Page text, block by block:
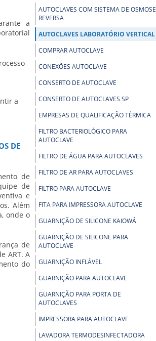
a
a
DE
de
de
e
Além
onde o
de
ART. A
do
AUTOCLAVES COM SISTEMA DE OSMOSE
REVERSA
AUTOCLAVES LABORATÓRIO VERTICAL
COMPRAR AUTOCLAVE
CONEXÕES AUTOCLAVE
CONSERTO DE AUTOCLAVE
CONSERTO DE AUTOCLAVES SP
EMPRESAS DE QUALIFICAÇÃO TÉRMICA
FILTRO BACTERIOLÓGICO PARA
AUTOCLAVE
FILTRO DE ÁGUA PARA AUTOCLAVES
FILTRO DE AR PARA AUTOCLAVES
FILTRO PARA AUTOCLAVE
FITA PARA IMPRESSORA AUTOCLAVE
GUARNIÇÃO DE SILICONE KAIOWÁ
GUARNIÇÃO DE SILICONE PARA
AUTOCLAVE
GUARNIÇÃO INFLÁVEL
GUARNIÇÃO PARA AUTOCLAVE
GUARNIÇÃO PARA PORTA DE
AUTOCLAVES
IMPRESSORA PARA AUTOCLAVE
LAVADORA TERMODESINFECTADORA